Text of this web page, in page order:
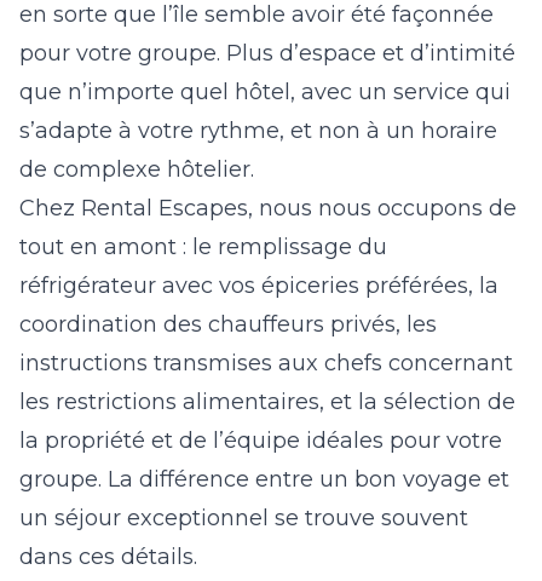
en sorte que l’île semble avoir été façonnée
pour votre groupe. Plus d’espace et d’intimité
que n’importe quel hôtel, avec un service qui
s’adapte à votre rythme, et non à un horaire
de complexe hôtelier.
Chez Rental Escapes, nous nous occupons de
tout en amont : le remplissage du
réfrigérateur avec vos épiceries préférées, la
coordination des chauffeurs privés, les
instructions transmises aux chefs concernant
les restrictions alimentaires, et la sélection de
la propriété et de l’équipe idéales pour votre
groupe. La différence entre un bon voyage et
un séjour exceptionnel se trouve souvent
dans ces détails.